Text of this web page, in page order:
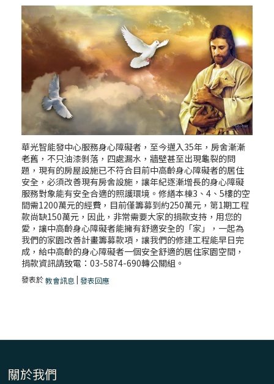
華光智能發中心服務身心障礙者，至今邁入35年，房舍漸漸
老舊，不只油漆剝落，四處漏水，牆壁甚至出現龜裂的問
題，現有的房屋設施已不符合目前中高齡身心障礙者的居住
安全，必須改善現有房舍設施，讓年紀逐漸增長的身心障礙
服務對象能有安全合適的照護環境。修繕本棟3、4、5樓的空
間需1200萬元的經費，目前僅籌募到約250萬元，第1期工程
款尚缺150萬元，因此，非常需要大家的捐款支持，用您的
愛，讓中高齡身心障礙者能擁有舒適安全的「家」，一起為
我們的家園改善計畫籌募款項，讓我們的修建工程能早日完
成，給中高齡的身心障礙者一個安全舒適的居住家園空間，
捐款資訊請致電：03-5874-690轉公關組。
發表於教會訊息 |發表回應
關於我們